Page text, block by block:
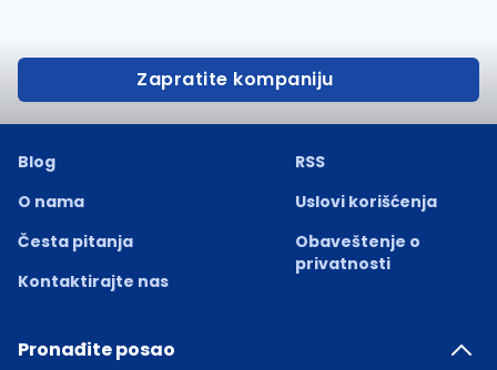
Zapratite kompaniju
Blog
O nama
Česta pitanja
Kontaktirajte nas
RSS
Uslovi korišćenja
Obaveštenje o
privatnosti
Pronađite posao